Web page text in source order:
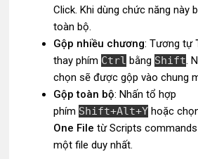
Click. Khi dùng chức năng này
toàn bộ.
Gộp nhiều chương: Tương tự
thay phím Ctrl bằng Shift.
chọn sẽ được gộp vào chung
Gộp toàn bộ: Nhấn tổ hợp
phím Shift+Alt+Yhoặc
One File từ Scripts
một file duy nhất.